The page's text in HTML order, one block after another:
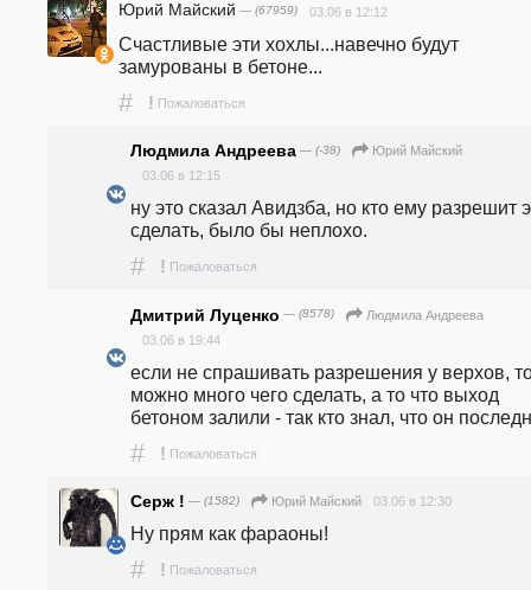
Юрий Майский — (67959) 03.06 в 12:12
Счастливые эти хохлы...навечно будут
замурованы в бетоне...
# ! Пожаловаться
Людмила Андреева — (-38)
Юрий Майский
03.06 в 12:15
ну это сказал Авидзба, но кто ему разрешит
сделать, было бы неплохо.
# ! Пожаловаться
Дмитрий Луценко — (8578)
Людмила Андреева
03.06 в 19:44
если не спрашивать разрешения у верхов,
можно много чего сделать, а то что выход
бетоном залили - так кто знал, что он
# ! Пожаловаться
Серж ! — (1582) Юрий Майский 03.06 в 12:30
Ну прям как фараоны!
# ! Пожаловаться